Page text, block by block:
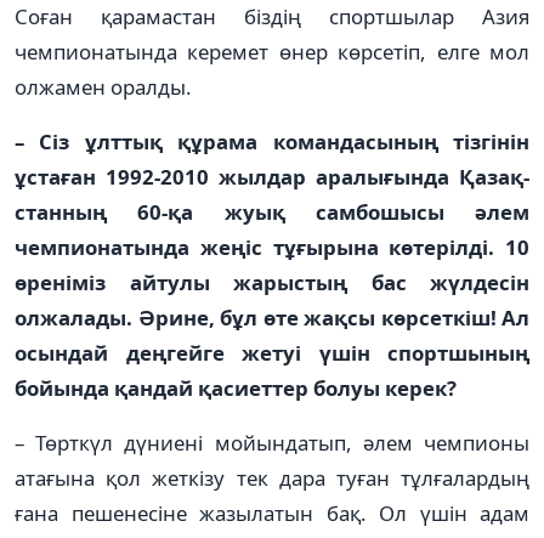
Соған қарамастан біздің спортшылар Азия
чемпионатында керемет өнер көрсетіп, елге мол
олжамен оралды.
– Сіз ұлттық құрама коман­­­да­­­сының тізгінін
ұстаған 1992-2010 жылдар аралығында Қа­зақ­­
станның 60-қа жуық самбо­шысы әлем
чемпионатында же­ңіс тұғырына көтерілді. 10
өре­німіз айтулы жарыстың бас жүлдесін
олжалады. Әрине, бұл өте жақсы көрсеткіш! Ал
осындай деңгейге жетуі үшін спорт­шының
бойында қандай қасиеттер болуы керек?
– Төрткүл дүниені мойында­тып, әлем чемпионы
атағына қол жеткізу тек дара туған тұлға­лар­­­­дың
ғана пешенесіне жазылатын бақ. Ол үшін адам